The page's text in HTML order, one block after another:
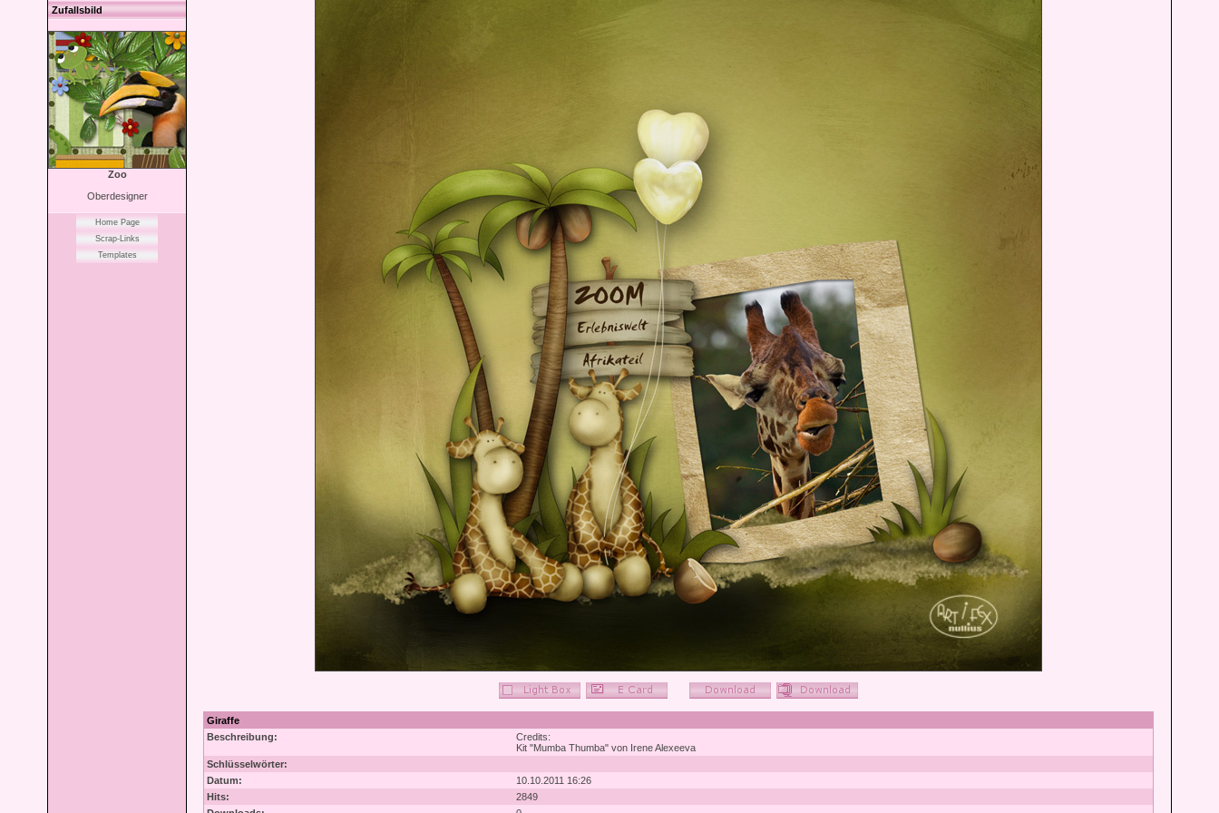
Zufallsbild
Zoo
Oberdesigner
Home Page
Scrap-Links
Templates
Giraffe
Beschreibung:
Credits:
Kit "Mumba Thumba" von Irene Alexeeva
Schlüsselwörter:
Datum:
10.10.2011 16:26
Hits:
2849